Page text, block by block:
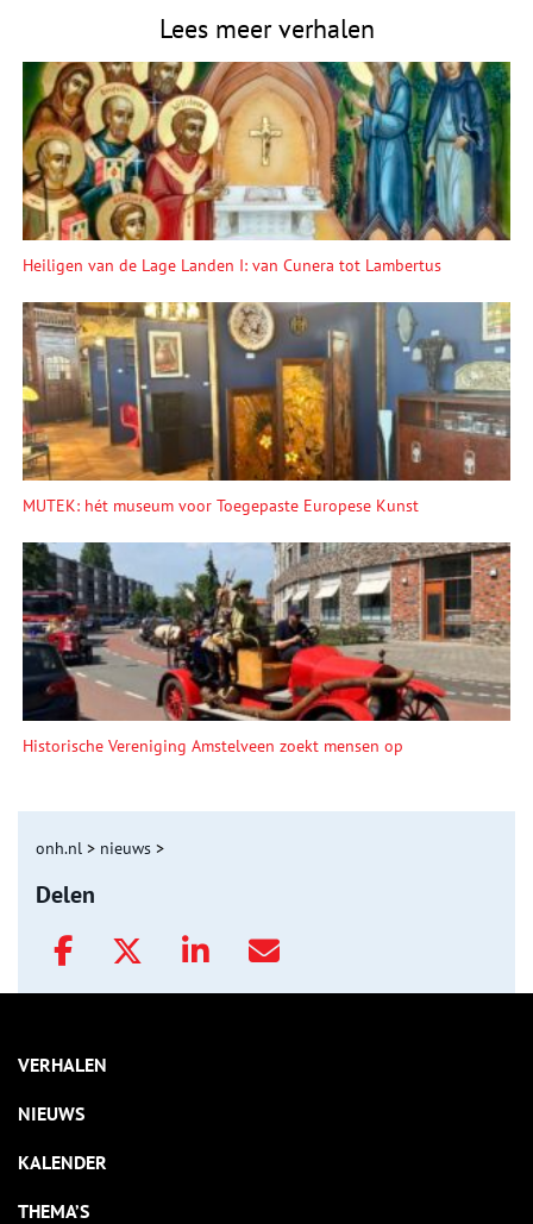
Lees meer verhalen
Heiligen van de Lage Landen I: van Cunera tot Lambertus
MUTEK: hét museum voor Toegepaste Europese Kunst
Historische Vereniging Amstelveen zoekt mensen op
onh.nl > nieuws >
Delen
VERHALEN
NIEUWS
KALENDER
THEMA’S